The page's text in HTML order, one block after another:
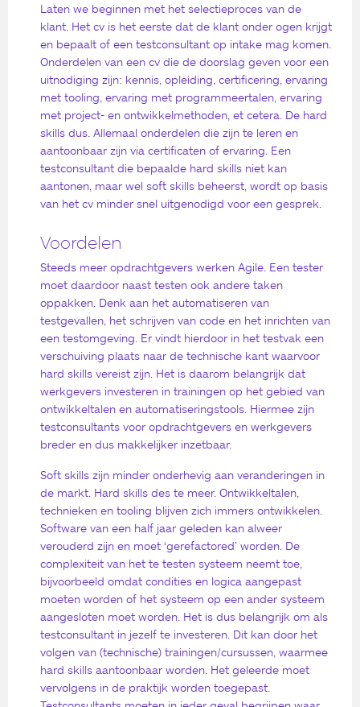
Laten we beginnen met het selectieproces van de
klant. Het cv is het eerste dat de klant onder ogen krijgt
en bepaalt of een testconsultant op intake mag komen.
Onderdelen van een cv die de doorslag geven voor een
uitnodiging zijn: kennis, opleiding, certificering, ervaring
met tooling, ervaring met programmeertalen, ervaring
met project- en ontwikkelmethoden, et cetera. De hard
skills dus. Allemaal onderdelen die zijn te leren en
aantoonbaar zijn via certificaten of ervaring. Een
testconsultant die bepaalde hard skills niet kan
aantonen, maar wel soft skills beheerst, wordt op basis
van het cv minder snel uitgenodigd voor een gesprek.
Voordelen
Steeds meer opdrachtgevers werken Agile. Een tester
moet daardoor naast testen ook andere taken
oppakken. Denk aan het automatiseren van
testgevallen, het schrijven van code en het inrichten van
een testomgeving. Er vindt hierdoor in het testvak een
verschuiving plaats naar de technische kant waarvoor
hard skills vereist zijn. Het is daarom belangrijk dat
werkgevers investeren in trainingen op het gebied van
ontwikkeltalen en automatiseringstools. Hiermee zijn
testconsultants voor opdrachtgevers en werkgevers
breder en dus makkelijker inzetbaar.
Soft skills zijn minder onderhevig aan veranderingen in
de markt. Hard skills des te meer. Ontwikkeltalen,
technieken en tooling blijven zich immers ontwikkelen.
Software van een half jaar geleden kan alweer
verouderd zijn en moet ‘gerefactored’ worden. De
complexiteit van het te testen systeem neemt toe,
bijvoorbeeld omdat condities en logica aangepast
moeten worden of het systeem op een ander systeem
aangesloten moet worden. Het is dus belangrijk om als
testconsultant in jezelf te investeren. Dit kan door het
volgen van (technische) trainingen/cursussen, waarmee
hard skills aantoonbaar worden. Het geleerde moet
vervolgens in de praktijk worden toegepast.